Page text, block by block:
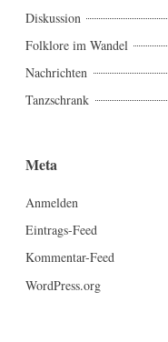
Diskussion
Folklore im Wandel
Nachrichten
Tanzschrank
Meta
Anmelden
Eintrags-Feed
Kommentar-Feed
WordPress.org